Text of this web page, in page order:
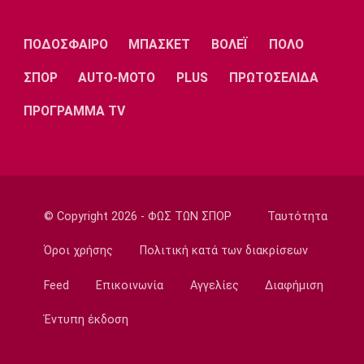
13:20
Αποκλεισμός της Μαρίας Σάκκαρη από το
τουρνουά του Τορόντο
Ευρωμπάσκετ U16: Ελλάδα-Δανία απόψε για
13:00
Mε δύο αθλητές η Ελλάδα στο Παγκόσμιο
Πρωτάθλημα Ιππασίας
Super League 1
ΠΟΔΟΣΦΑΙΡΟ ΜΠΑΣΚΕΤ ΒΟΛΕΪ ΠΟΛΟ
ΣΠΟΡ AUTO-MOTO PLUS ΠΡΩΤΟΣΕΛΙΔΑ
ΠΡΟΓΡΑΜΜΑ TV
© Copyright 2026 - ΦΩΣ ΤΩΝ ΣΠΟΡ Ταυτότητα
Όροι χρήσης Πολιτική κατά των διακρίσεων
Feed Επικοινωνία Αγγελίες Διαφήμιση
Έντυπη έκδοση